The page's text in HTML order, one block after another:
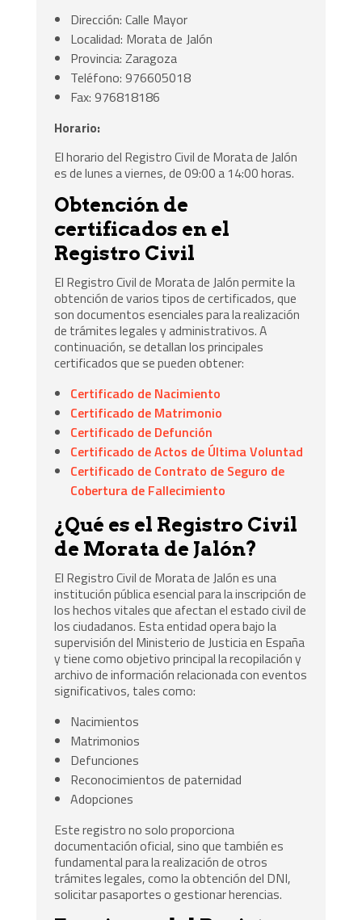
Dirección: Calle Mayor
Localidad: Morata de Jalón
Provincia: Zaragoza
Teléfono: 976605018
Fax: 976818186
Horario:
El horario del Registro Civil de Morata de Jalón
es de lunes a viernes, de 09:00 a 14:00 horas.
Obtención de
certificados en el
Registro Civil
El Registro Civil de Morata de Jalón permite la
obtención de varios tipos de certificados, que
son documentos esenciales para la realización
de trámites legales y administrativos. A
continuación, se detallan los principales
certificados que se pueden obtener:
Certificado de Nacimiento
Certificado de Matrimonio
Certificado de Defunción
Certificado de Actos de Última Voluntad
Certificado de Contrato de Seguro de
Cobertura de Fallecimiento
¿Qué es el Registro Civil
de Morata de Jalón?
El Registro Civil de Morata de Jalón es una
institución pública esencial para la inscripción de
los hechos vitales que afectan el estado civil de
los ciudadanos. Esta entidad opera bajo la
supervisión del Ministerio de Justicia en España
y tiene como objetivo principal la recopilación y
archivo de información relacionada con eventos
significativos, tales como:
Nacimientos
Matrimonios
Defunciones
Reconocimientos de paternidad
Adopciones
Este registro no solo proporciona
documentación oficial, sino que también es
fundamental para la realización de otros
trámites legales, como la obtención del DNI,
solicitar pasaportes o gestionar herencias.